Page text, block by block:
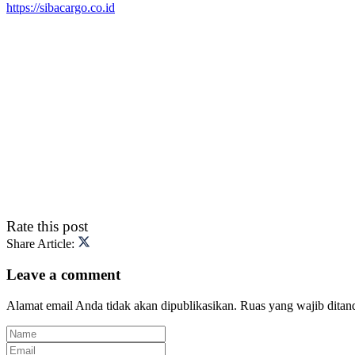
https://sibacargo.co.id
Rate this post
Share Article:
Leave a comment
Alamat email Anda tidak akan dipublikasikan. Ruas yang wajib